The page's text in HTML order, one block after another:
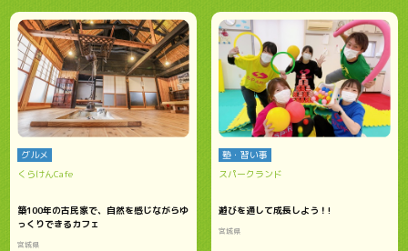
グルメ
くらけんCafe
築100年の古民家で、自然を感じながらゆ
っくりできるカフェ
宮城県
塾・習い事
スパークランド
遊びを通して成長しよう！!
宮城県